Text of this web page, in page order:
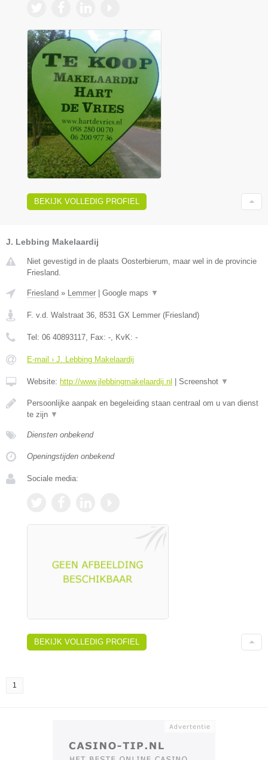
BEKIJK VOLLEDIG PROFIEL
J. Lebbing Makelaardij
Niet gevestigd in de plaats Oosterbierum, maar wel in de provincie
Friesland.
Friesland » Lemmer Google maps ▼
F. v.d. Walstraat 36 8531 GX Lemmer (Friesland)
Tel: 06 40893117 , Fax: - , KvK: -
E-mail › J. Lebbing Makelaardij
Website: http://www.jlebbingmakelaardij.nl Screenshot ▼
Persoonlijke aanpak en begeleiding staan centraal om u van dienst
te zijn ▼
Diensten onbekend
Openingstijden onbekend
Sociale media:
BEKIJK VOLLEDIG PROFIEL
1